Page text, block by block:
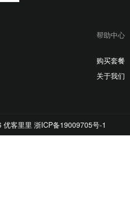
帮助中心
购买套餐
关于我们
客里里 浙ICP备19009705号-1